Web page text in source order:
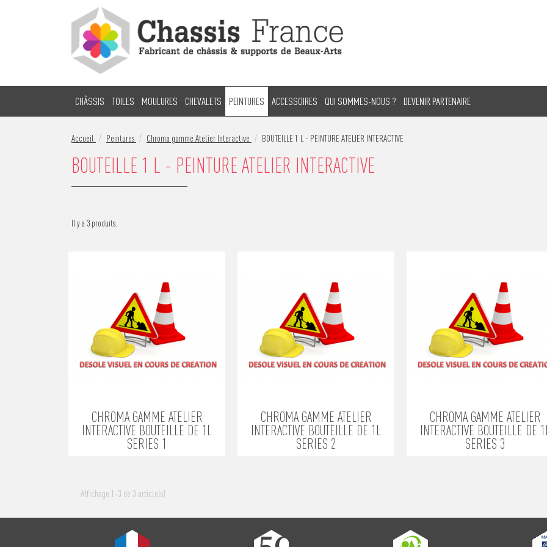
CHÂSSIS TOILES MOULURES CHEVALETS PEINTURES ACCESSOIRES QUI SOMMES-NOUS ? DEVENIR PARTENAIRE
Accueil Peintures Chroma gamme Atelier Interactive BOUTEILLE 1 L - PEINTURE ATELIER INTERACTIVE
BOUTEILLE 1 L - PEINTURE ATELIER INTERACTIVE
Il y a 3 produits.
CHROMA GAMME ATELIER
INTERACTIVE BOUTEILLE DE 1L
SERIES 1
CHROMA GAMME ATELIER
INTERACTIVE BOUTEILLE DE 1L
SERIES 2
CHROMA GAMME ATELIER
INTERACTIVE BOUTEILLE DE
SERIES 3
Affichage 1-3 de 3 article(s)